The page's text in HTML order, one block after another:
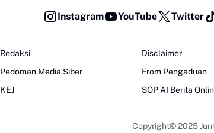
Instagram YouTube Twitter
Redaksi
Pedoman Media Siber
KEJ
Disclaimer
From Pengaduan
SOP AI Berita
Copyright© 2025